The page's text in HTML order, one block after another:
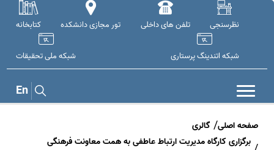
نظرسنجی تلفن های داخلی تور مجازی دانشکده کتابخانه
شبکه اتندینگ پرستاری شبکه ملی تحقيقات
En
صفحه اصلی گالری
برگزاری کارگاه مدیریت ارتباط عاطفی به همت معاونت فرهنگی